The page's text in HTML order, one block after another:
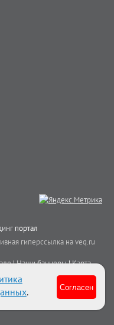
портал
гиперссылка на veq.ru
|Наши баннеры|Карта
. Согласен